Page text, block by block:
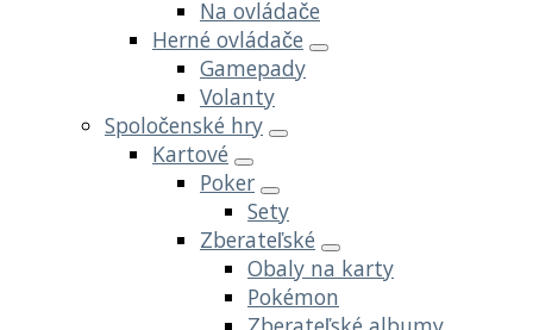
Na ovládače
Herné ovládače
Gamepady
Volanty
Spoločenské hry
Kartové
Poker
Sety
Zberateľské
Obaly na karty
Pokémon